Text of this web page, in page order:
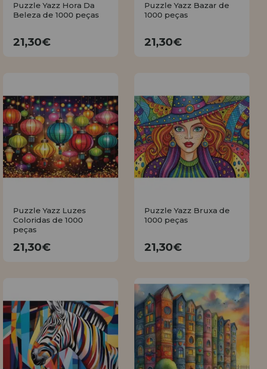
Puzzle Yazz Hora Da
Beleza de 1000 peças
21,30€
Puzzle Yazz Bazar de
1000 peças
21,30€
Puzzle Yazz Luzes
Coloridas de 1000
peças
21,30€
Puzzle Yazz Bruxa de
1000 peças
21,30€